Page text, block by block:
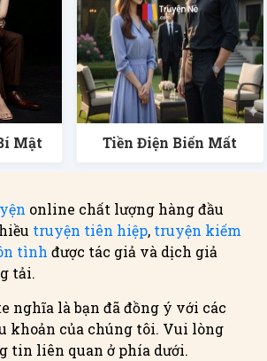
Mật Tiền Điện Biến Mất
online chất lượng hàng đầu
truyện tiên hiệp, truyện kiếm
tình được tác giả và dịch giả
tải.
nghĩa là bạn đã đồng ý với các
khoản của chúng tôi. Vui lòng
tin liên quan ở phía dưới.